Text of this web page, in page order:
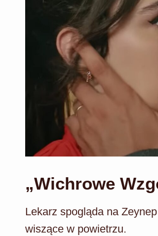
„Wichrowe
Lekarz spogląda na
wiszące w powietrzu.